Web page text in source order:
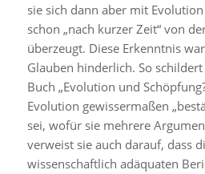
sie sich dann aber mit
schon „nach kurzer Zeit“ von
überzeugt. Diese Erkenntnis
Glauben hinderlich. So
Buch „Evolution und
Evolution gewissermaßen
sei, wofür sie mehrere
verweist sie auch darauf, dass
wissenschaftlich adäquaten